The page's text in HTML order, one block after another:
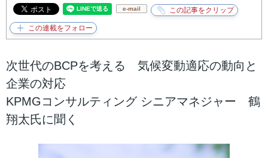
e-mail
次世代のBCPを考える 気候変動適応の動向と
企業の対応
KPMGコンサルティング シニアマネジャー 鶴
翔太氏に聞く